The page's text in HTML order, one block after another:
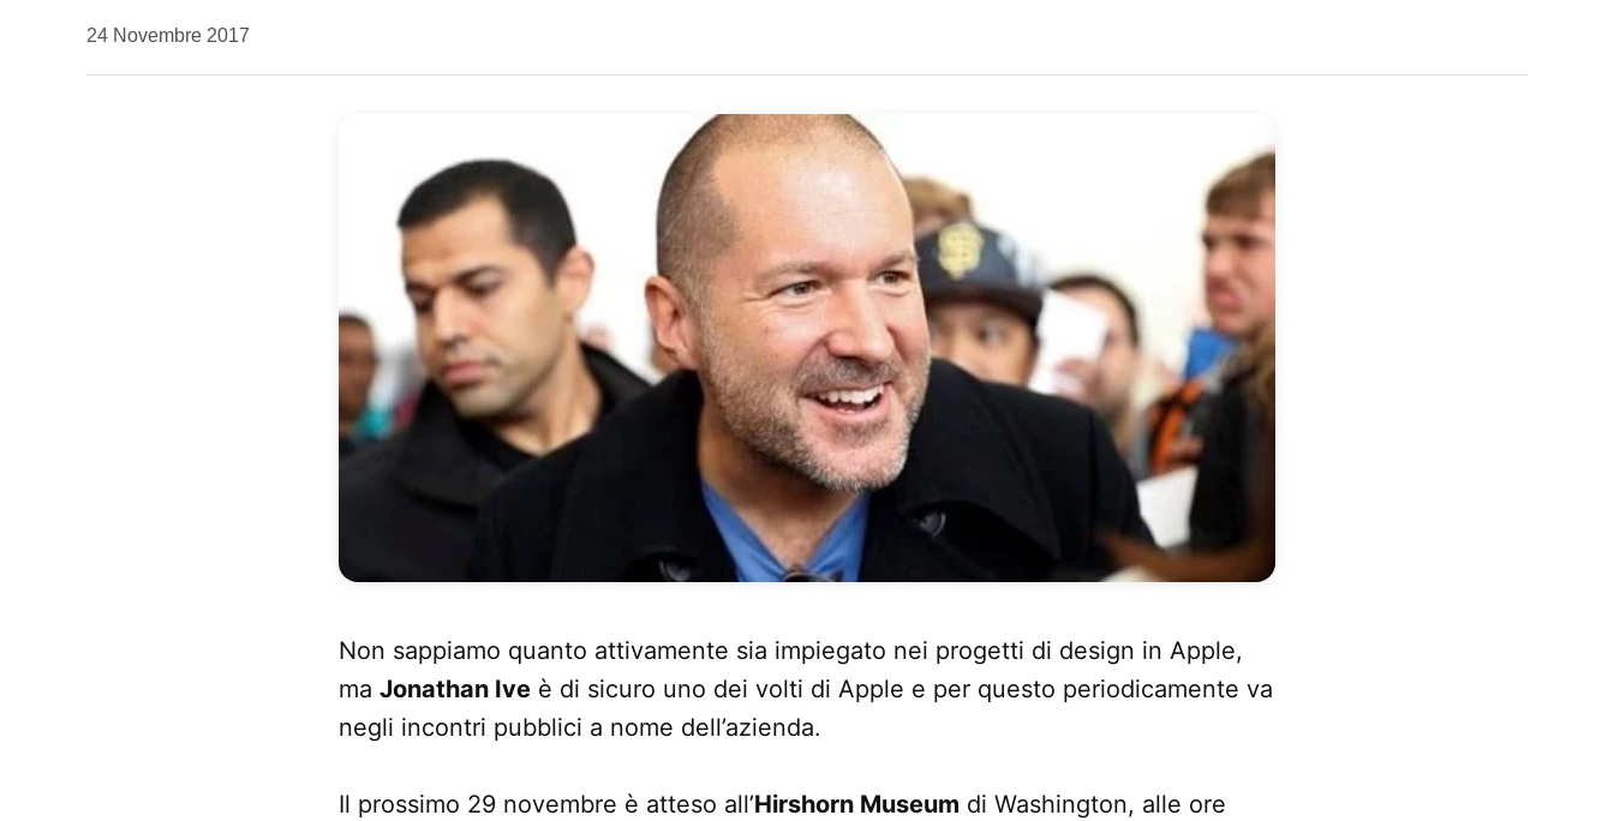
da
24 Novembre 2017
Non sappiamo quanto attivamente sia impiegato nei progetti di design in Apple,
ma Jonathan Ive è di sicuro uno dei volti di Apple e per questo periodicamente va
negli incontri pubblici a nome dell’azienda.
Il prossimo 29 novembre è atteso all’Hirshorn Museum di Washington, alle ore